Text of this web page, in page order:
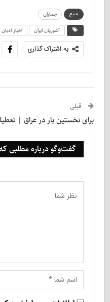
منبع
جماران
آشوریان ایران
اخبار ادیان
به اشتراک گذاری
قبلی
برای نخستین بار در عراق |
گفت‌وگو درباره مطلبی